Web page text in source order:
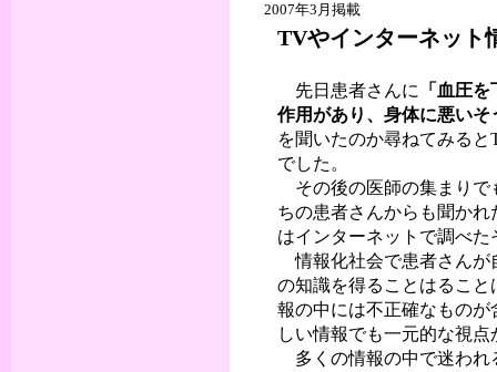
2007年3月掲載
TVやインターネット
先日患者さんに 「血圧
作用があり、身体に悪いそ
を聞いたのか尋ねてみる
でした。
その後の医師の集まりで
ちの患者さんからも聞か
はインターネットで調べ
情報化社会で患者さんが
の知識を得ることはるこ
報の中には不正確なもの
しい情報でも一元的な視
多くの情報の中で迷われ